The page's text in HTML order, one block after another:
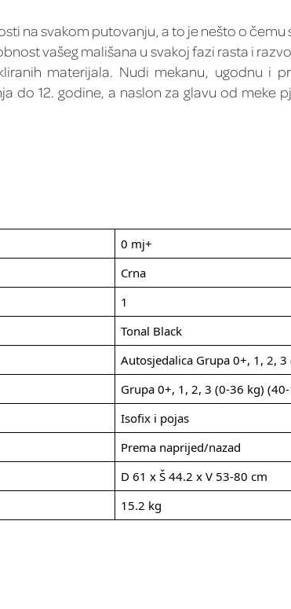
na svakom putovanju, a to je nešto o
vašeg mališana u svakoj fazi rasta i
materijala. Nudi mekanu, ugodnu i
do 12. godine, a naslon za glavu od meke
0 mj+
Crna
1
Tonal Black
Autosjedalica Grupa 0+, 1, 2,
Grupa 0+, 1, 2, 3 (0-36 kg)
Isofix i pojas
Prema naprijed/nazad
D 61 x Š 44.2 x V 53-80 cm
15.2 kg